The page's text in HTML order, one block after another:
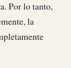
Por lo tanto,
la